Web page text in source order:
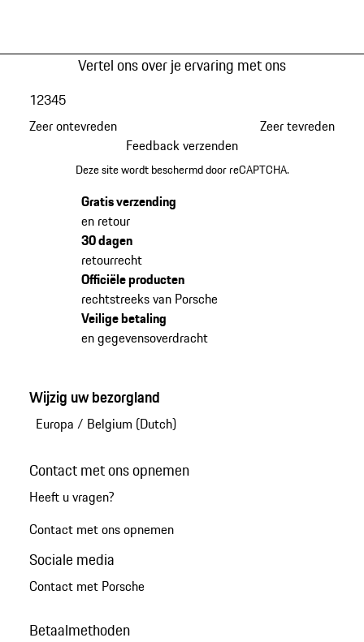
Vertel ons over je ervaring met ons
Zeer ontevreden
12345
Zeer tevreden
Feedback verzenden
Deze site wordt beschermd door reCAPTCHA.
Gratis verzending
en retour
30 dagen
retourrecht
Officiële producten
rechtstreeks van Porsche
Veilige betaling
en gegevensoverdracht
Wijzig uw bezorgland
Europa / Belgium (Dutch)
Contact met ons opnemen
Heeft u vragen?
Contact met ons opnemen
Sociale media
Contact met Porsche
Betaalmethoden